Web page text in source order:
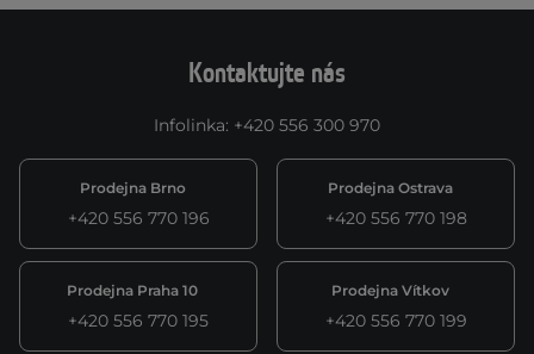
Kontaktujte nás
Infolinka: +420 556 300 970
Prodejna Brno
+420 556 770 196
Prodejna Ostrava
+420 556 770 198
Prodejna Praha 10
+420 556 770 195
Prodejna Vítkov
+420 556 770 199